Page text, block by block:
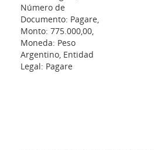
Número de
Documento: Pagare,
Monto: 775.000,00,
Moneda: Peso
Argentino, Entidad
Legal: Pagare